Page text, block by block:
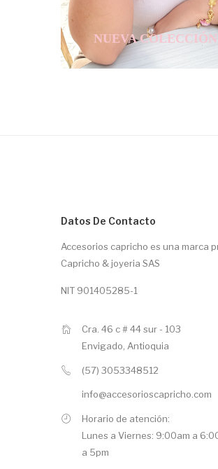
NUEVA COLECCIÓN
Datos De Contacto
Accesorios capricho es una marca
Capricho & joyeria SAS
NIT 901405285-1
Cra. 46 c # 44 sur - 103
Envigado, Antioquia
(57) 3053348512
info@accesorioscapricho.com
Horario de atención:
Lunes a Viernes: 9:00am a
a 5pm